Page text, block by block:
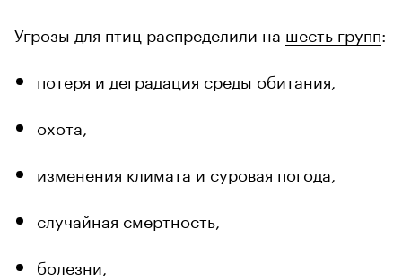
Угрозы для птиц распределили на шесть групп:
потеря и деградация среды обитания,
охота,
изменения климата и суровая погода,
случайная смертность,
болезни,